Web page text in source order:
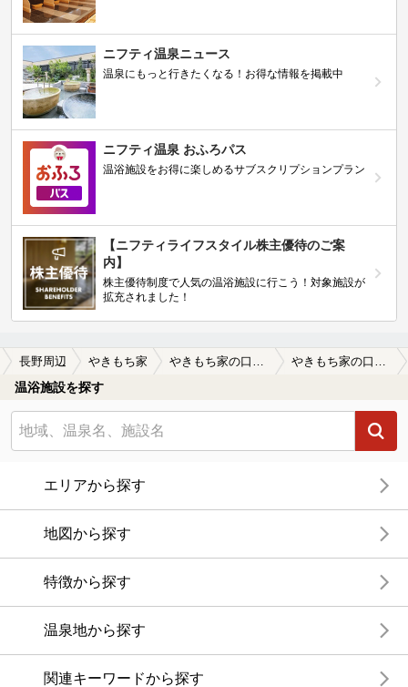
ニフティ温泉ニュース
温泉にもっと行きたくなる！お得な情報を掲載中
ニフティ温泉 おふろパス
温浴施設をお得に楽しめるサブスクリプションプラン
【ニフティライフスタイル株主優待のご案
内】
株主優待制度で人気の温浴施設に行こう！対象施設が
拡充されました！
長野周辺 やきもち家
温浴施設を探す
エリアから探す
地図から探す
特徴から探す
温泉地から探す
関連キーワードから探す